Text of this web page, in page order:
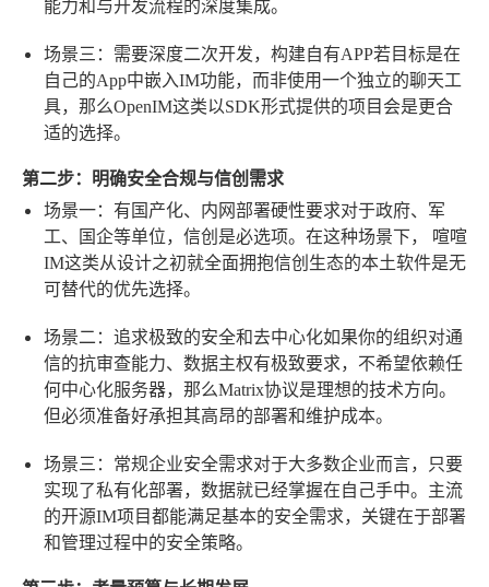
能力和与开发流程的深度集成。
场景三：需要深度二次开发，构建自有APP若目标是在
自己的App中嵌入IM功能，而非使用一个独立的聊天工
具，那么OpenIM这类以SDK形式提供的项目会是更合
适的选择。
第二步：明确安全合规与信创需求
场景一：有国产化、内网部署硬性要求对于政府、军
工、国企等单位，信创是必选项。在这种场景下， 喧喧
IM这类从设计之初就全面拥抱信创生态的本土软件是无
可替代的优先选择。
场景二：追求极致的安全和去中心化如果你的组织对通
信的抗审查能力、数据主权有极致要求，不希望依赖任
何中心化服务器，那么Matrix协议是理想的技术方向。
但必须准备好承担其高昂的部署和维护成本。
场景三：常规企业安全需求对于大多数企业而言，只要
实现了私有化部署，数据就已经掌握在自己手中。主流
的开源IM项目都能满足基本的安全需求，关键在于部署
和管理过程中的安全策略。